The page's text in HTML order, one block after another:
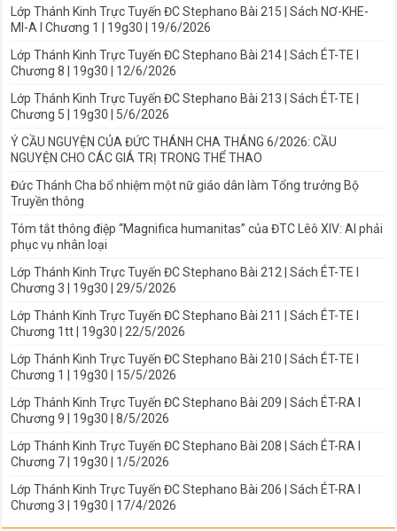
Lớp Thánh Kinh Trực Tuyến ĐC Stephano Bài 215 | Sách NƠ-KHE-
MI-A I Chương 1 | 19g30 | 19/6/2026
Lớp Thánh Kinh Trực Tuyến ĐC Stephano Bài 214 | Sách ÉT-TE I
Chương 8 | 19g30 | 12/6/2026
Lớp Thánh Kinh Trực Tuyến ĐC Stephano Bài 213 | Sách ÉT-TE |
Chương 5 | 19g30 | 5/6/2026
Ý CẦU NGUYỆN CỦA ĐỨC THÁNH CHA THÁNG 6/2026: CẦU
NGUYỆN CHO CÁC GIÁ TRỊ TRONG THỂ THAO
Đức Thánh Cha bổ nhiệm một nữ giáo dân làm Tổng trưởng Bộ
Truyền thông
Tóm tắt thông điệp “Magnifica humanitas” của ĐTC Lêô XIV: AI phải
phục vụ nhân loại
Lớp Thánh Kinh Trực Tuyến ĐC Stephano Bài 212 | Sách ÉT-TE I
Chương 3 | 19g30 | 29/5/2026
Lớp Thánh Kinh Trực Tuyến ĐC Stephano Bài 211 | Sách ÉT-TE I
Chương 1tt | 19g30 | 22/5/2026
Lớp Thánh Kinh Trực Tuyến ĐC Stephano Bài 210 | Sách ÉT-TE I
Chương 1 | 19g30 | 15/5/2026
Lớp Thánh Kinh Trực Tuyến ĐC Stephano Bài 209 | Sách ÉT-RA I
Chương 9 | 19g30 | 8/5/2026
Lớp Thánh Kinh Trực Tuyến ĐC Stephano Bài 208 | Sách ÉT-RA I
Chương 7 | 19g30 | 1/5/2026
Lớp Thánh Kinh Trực Tuyến ĐC Stephano Bài 206 | Sách ÉT-RA I
Chương 3 | 19g30 | 17/4/2026